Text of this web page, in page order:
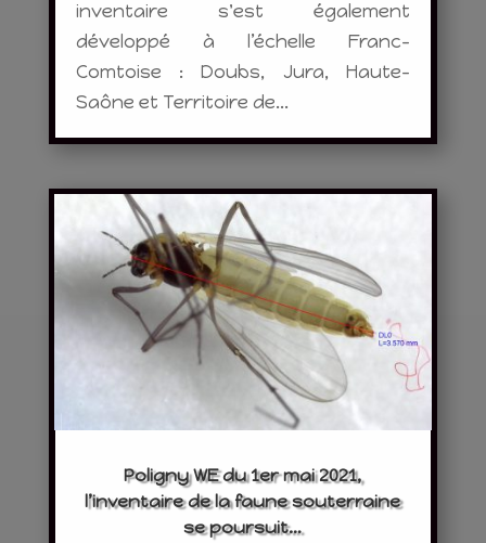
inventaire s'est également
développé à l’échelle Franc-
Comtoise : Doubs, Jura, Haute-
Saône et Territoire de...
Poligny WE du 1er mai 2021,
l’inventaire de la faune souterraine
se poursuit…